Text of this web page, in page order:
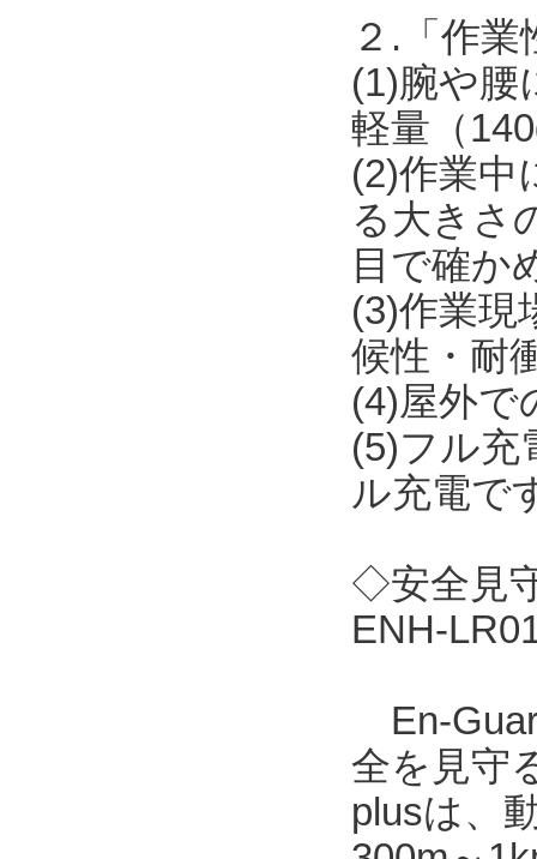
２.「作
(1)腕や腰
軽量（
(2)作業中
る大きさ
目で確か
(3)作業現
候性・耐
(4)屋外で
(5)フル充
ル充電で
◇安全見
ENH-
En-
全を見守
plusは、